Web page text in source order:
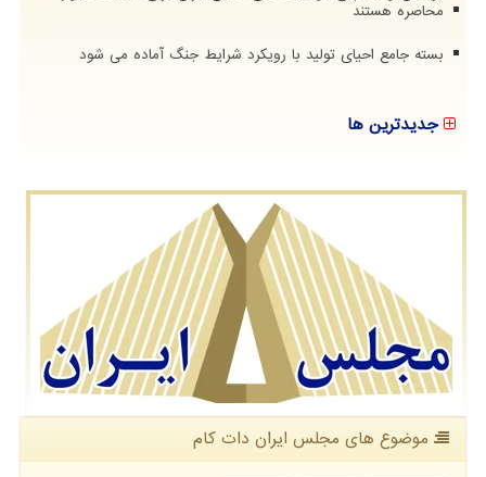
محاصره هستند
بسته جامع احیای تولید با رویکرد شرایط جنگ آماده می شود
جدیدترین ها
موضوع های مجلس ایران دات كام